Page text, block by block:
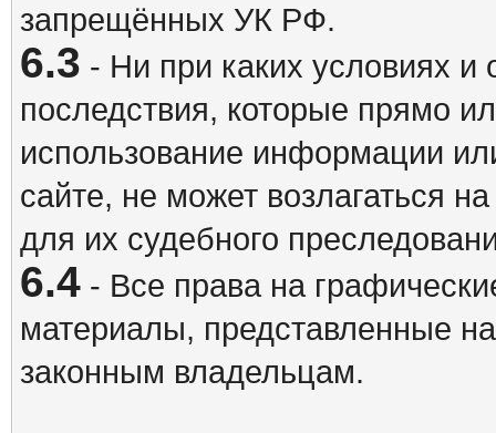
запрещённых УК РФ.
6.3 - Ни при каких условиях и
последствия, которые прямо
использование информации
сайте, не может возлагаться
для их судебного
6.4- Все права на
материалы, представленные
законным владельцам.